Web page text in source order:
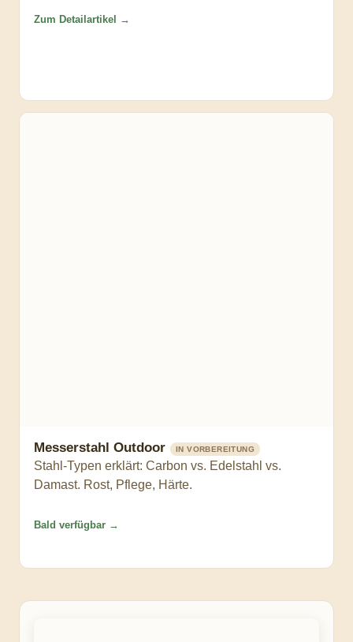
Zum Detailartikel →
Messerstahl Outdoor IN VORBEREITUNG
Stahl-Typen erklärt: Carbon vs. Edelstahl vs.
Damast. Rost, Pflege, Härte.
Bald verfügbar →